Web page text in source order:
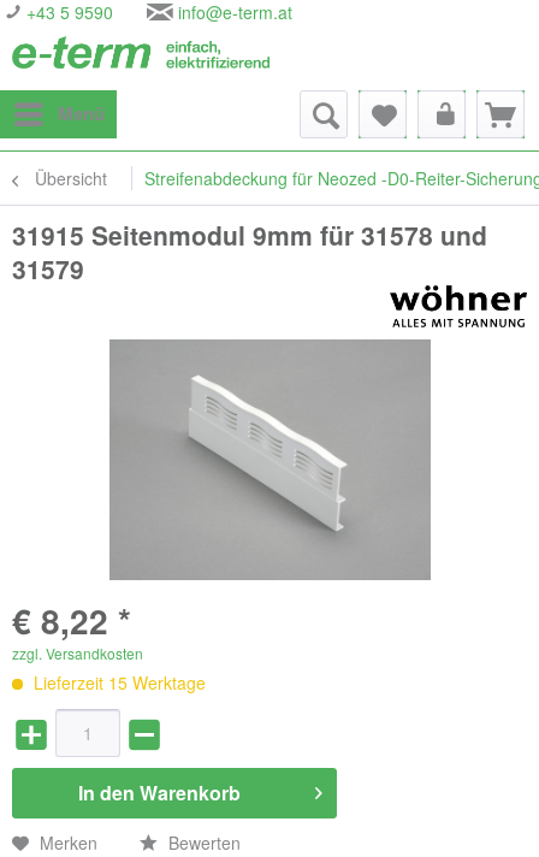
+43 5 9590 info@e-term.at
Menü
Übersicht Streifenabdeckung für Neozed -D0-Reiter-
31915 Seitenmodul 9mm für 31578 und
31579
€ 8,22 *
zzgl. Versandkosten
Lieferzeit 15 Werktage
In den Warenkorb
Merken Bewerten